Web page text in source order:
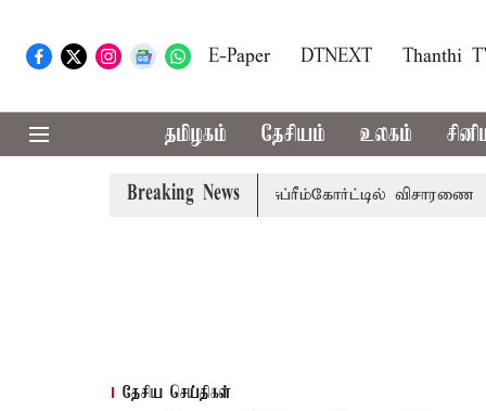
E-Paper DTNEXT Thanthi
தமிழகம் தேசியம் உலகம்
Breaking News
வழக்கு; வரும் 14ம்தேதி சுப்ரீம்கோர்ட்டில் விசாரணை
தேசிய செய்திகள்